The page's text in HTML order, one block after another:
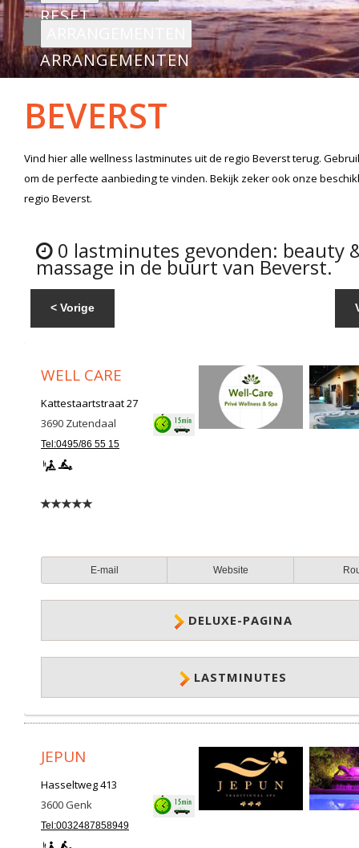
RESET
ARRANGEMENTEN
BEVERST
Vind hier alle wellness lastminutes uit de regio Beverstterug.
om de perfecte aanbieding te vinden. Bekijk zeker ook onze
regio Beverst.
0 lastminutes gevonden: beauty
massage in de buurt van Beverst.
< Vorige
WELL CARE
Kattestaartstraat 27
3690 Zutendaal
Tel:0495/86 55 15
E-mail Website
DELUXE-PAGINA
LASTMINUTES
JEPUN
Hasseltweg 413
3600Genk
Tel:0032487858949